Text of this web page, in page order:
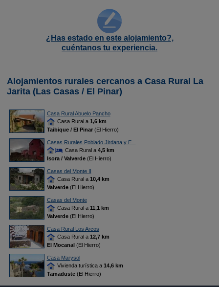
¿Has estado en este alojamiento?,
cuéntanos tu experiencia.
Alojamientos rurales cercanos a Casa Rural La
Jarita (Las Casas / El Pinar)
Casa Rural Abuelo Pancho
Casa Rural a 1,6 km
Taibique / El Pinar(El Hierro)
Casas Rurales Poblado Jirdana y E...
Casa Rural a 4,5 km
Isora / Valverde(El Hierro)
Casas del Monte II
Casa Rural a 10,4 km
Valverde(El Hierro)
Casas del Monte
Casa Rural a 11,1 km
Valverde(El Hierro)
Casa Rural Los Arcos
Casa Rural a 12,7 km
El Mocanal(El Hierro)
Casa Marysol
Vivienda turística a 14,6 km
Tamaduste(El Hierro)